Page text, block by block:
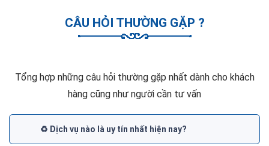
CÂU HỎI THƯỜNG GẶP ?
Tổng hợp những câu hỏi thường gặp nhất dành cho khách
hàng cũng như người cần tư vấn
♻️ Dịch vụ nào là uy tín nhất hiện nay?